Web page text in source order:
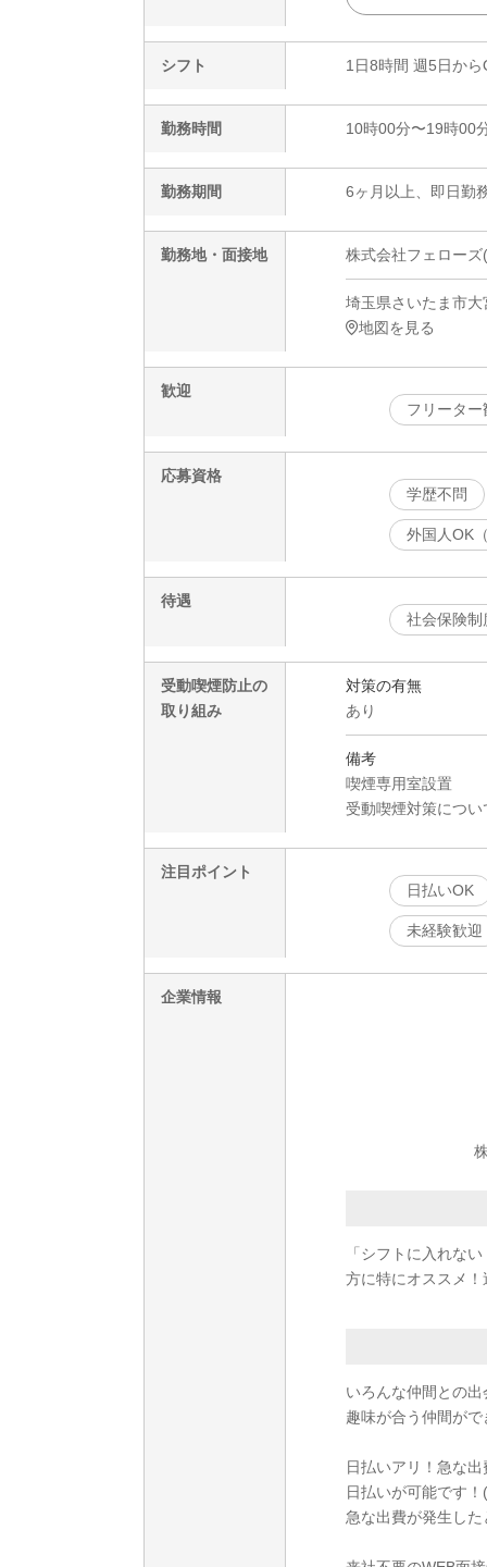
シフト 1日8時間 週5日から
勤務時間 10時00分〜19時00
勤務期間 6ヶ月以上、即日勤
勤務地・面接地 株式会社フェロー
埼玉県さいたま市
地図を見る
歓迎
フリーター
応募資格
学歴不問
外国人OK
待遇
社会保険制
受動喫煙防止の
取り組み
対策の有無
あり
備考
喫煙専用室設置
受動喫煙対策につ
注目ポイント
日払いOK
未経験歓迎
企業情報
「シフトに入れな
方に特にオススメ
いろんな仲間との
趣味が合う仲間が
日払いアリ！急な
日払いが可能です
急な出費が発生し